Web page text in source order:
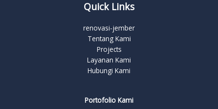
Quick Links
renovasi-jember
Tentang Kami
Projects
Layanan Kami
Hubungi Kami
Portofolio Kami